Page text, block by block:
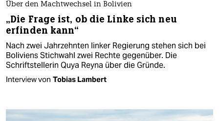
Über den Machtwechsel in Bolivien
„Die Frage ist, ob die Linke sich neu
erfinden kann“
Nach zwei Jahrzehnten linker Regierung stehen sich bei
Boliviens Stichwahl zwei Rechte gegenüber. Die
Schriftstellerin Quya Reyna über die Gründe.
Interview von Tobias Lambert